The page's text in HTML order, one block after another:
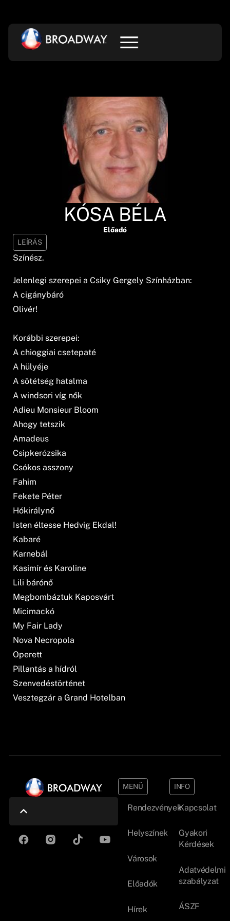
KÓSA BÉLA
Előadó
LEÍRÁS
Színész.
Jelenlegi szerepei a Csiky Gergely Színházban:
A cigánybáró
Olivér!
Korábbi szerepei:
A chioggiai csetepaté
A hülyéje
A sötétség hatalma
A windsori víg nők
Adieu Monsieur Bloom
Ahogy tetszik
Amadeus
Csipkerózsika
Csókos asszony
Fahim
Fekete Péter
Hókirálynő
Isten éltesse Hedvig Ekdal!
Kabaré
Karnebál
Kasimír és Karoline
Lili bárónő
Megbombáztuk Kaposvárt
Micimackó
My Fair Lady
Nova Necropola
Operett
Pillantás a hídról
Szenvedéstörténet
Vesztegzár a Grand Hotelban
MENÜ
Rendezvények
Helyszínek
Városok
Előadók
Hírek
INFO
Kapcsolat
Gyakori
Kérdések
Adatvédelmi
szabályzat
ÁSZF